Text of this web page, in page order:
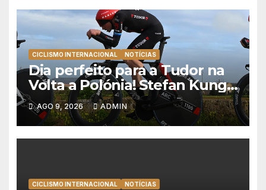
CICLISMO INTERNACIONAL NOTÍCIAS
Dia perfeito para a Tudor na
Volta a Polónia! Stefan Kung
vence contra-relógio e Marco
Brenner revira geral a seu
favor
AGO 9, 2026 ADMIN
CICLISMO INTERNACIONAL NOTÍCIAS